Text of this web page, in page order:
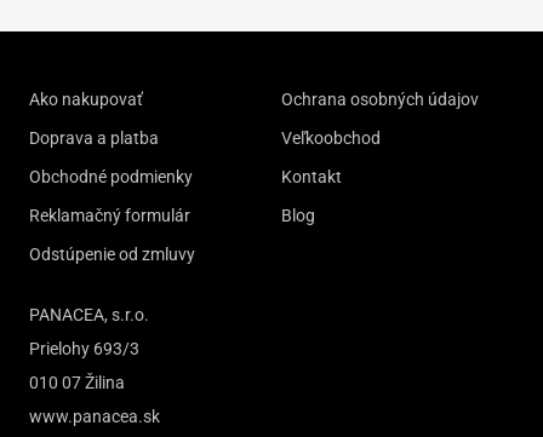
Ako nakupovať
Doprava a platba
Obchodné podmienky
Reklamačný formulár
Odstúpenie od zmluvy
Ochrana osobných údajov
Veľkoobchod
Kontakt
Blog
PANACEA, s.r.o.
Prielohy 693/3
010 07 Žilina
www.panacea.sk